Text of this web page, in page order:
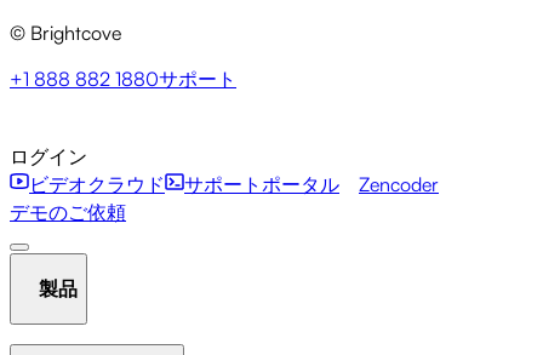
© Brightcove
+1 888 882 1880サポート
ログイン
ビデオクラウド
サポートポータル
Zencoder
デモのご依頼
製品